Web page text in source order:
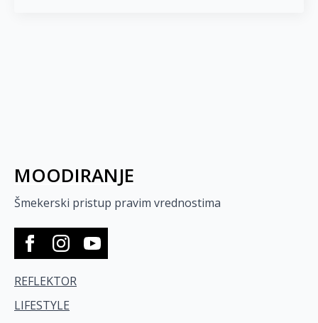
MOODIRANJE
Šmekerski pristup pravim vrednostima
REFLEKTOR
LIFESTYLE